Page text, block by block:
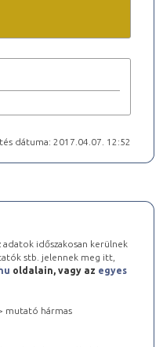
dátuma: 2017.04.07. 12:52
időszakosan kerülnek
stb. jelennek meg itt,
oldalain, vagy az egyes
mutató hármas